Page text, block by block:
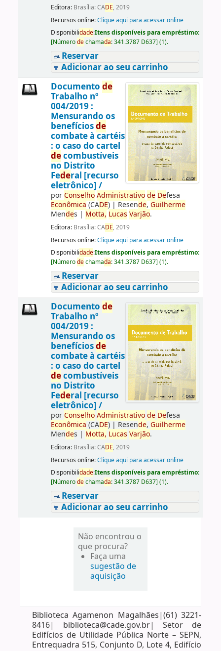
Editora: Brasília: CADE, 2019
Recursos online:Clique aqui para acessar online
Disponibilidade:Itens disponíveis para empréstimo:
[Númerodechamada:341.3787 D637] (1).
Reservar
Adicionar ao seu carrinho
Documento de
Trabalho nº
004/2019 :
Mensurando os
benefíciosde
combate à cartéis
: o caso do cartel
decombustíveis
no Distrito
Federal [recurso
eletrônico] /
porConselho Administrativo de Defesa
Econômica (CADE)| Resende, Guilherme
Mendes | Motta, Lucas Varjão.
Editora: Brasília: CADE, 2019
Recursos online:Clique aqui para acessar online
Disponibilidade:Itens disponíveis para empréstimo:
[Númerodechamada:341.3787 D637] (1).
Reservar
Adicionar ao seu carrinho
Documento de
Trabalho nº
004/2019 :
Mensurando os
benefíciosde
combate à cartéis
: o caso do cartel
decombustíveis
no Distrito
Federal [recurso
eletrônico] /
porConselho Administrativo de Defesa
Econômica (CADE)| Resende, Guilherme
Mendes | Motta, Lucas Varjão.
Editora: Brasília: CADE, 2019
Recursos online:Clique aqui para acessar online
Disponibilidade:Itens disponíveis para empréstimo:
[Númerodechamada:341.3787 D637] (1).
Reservar
Adicionar ao seu carrinho
Não encontrou o
que procura?
Faça uma
sugestão de
aquisição
Biblioteca Agamenon Magalhães|(61) 3221-
8416| biblioteca@cade.gov.br| Setor de
Edifícios de Utilidade Pública Norte – SEPN,
Entrequadra 515, Conjunto D, Lote 4, Edifício